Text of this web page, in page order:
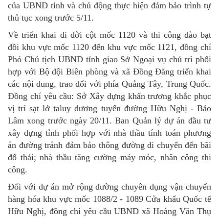
của UBND tỉnh và chủ động thực hiện đảm bảo trình tự
thủ tục xong trước 5/11.
Về triển khai di dời cột mốc 1120 và thi công đào bạt
đồi khu vực mốc 1120 đến khu vực mốc 1121, đồng chí
Phó Chủ tịch UBND tỉnh giao Sở Ngoại vụ chủ trì phối
hợp với Bộ đội Biên phòng và xã Đồng Đăng triển khai
các nội dung, trao đổi với phía Quảng Tây, Trung Quốc.
Đồng chí yêu cầu: Sở Xây dựng khẩn trương khắc phục
vị trí sạt lở taluy dương tuyến đường Hữu Nghị - Bảo
Lâm xong trước ngày 20/11. Ban Quản lý dự án đầu tư
xây dựng tỉnh phối hợp với nhà thầu tính toán phương
án đường tránh đảm bảo thông đường di chuyển đến bãi
đổ thải; nhà thầu tăng cường máy móc, nhân công thi
công.
Đối với dự án mở rộng đường chuyên dụng vận chuyển
hàng hóa khu vực mốc 1088/2 - 1089 Cửa khẩu Quốc tế
Hữu Nghị, đồng chí yêu cầu UBND xã Hoàng Văn Thụ